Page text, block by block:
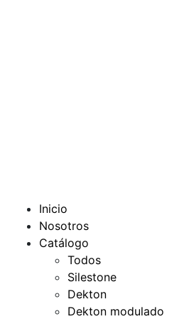
Inicio
Nosotros
Catálogo
Todos
Silestone
Dekton
Dekton modulado